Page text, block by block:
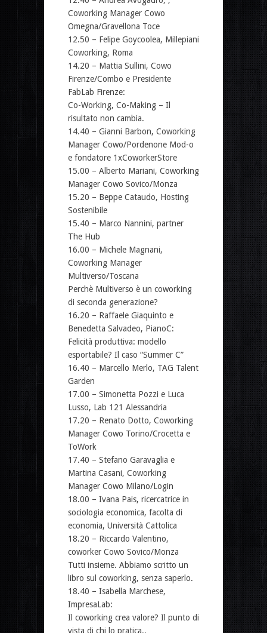
Coworking Manager Cowo
Omegna/Gravellona Toce
12.50 – Felipe Goycoolea, Millepiani
Coworking, Roma
14.20 – Mattia Sullini, Cowo
Firenze/Combo e Presidente
FabLab Firenze:
Co-Working, Co-Making – Il
risultato non cambia.
14.40 – Gianni Barbon, Coworking
Manager Cowo/Pordenone Mod-o
e fondatore 1xCoworkerStore
15.00 – Alberto Mariani, Coworking
Manager Cowo Sovico/Monza
15.20 – Beppe Cataudo, Hosting
Sostenibile
15.40 – Marco Nannini, partner
The Hub
16.00 – Michele Magnani,
Coworking Manager
Multiverso/Toscana
Perchè Multiverso è un coworking
di seconda generazione?
16.20 – Raffaele Giaquinto e
Benedetta Salvadeo, PianoC:
Felicità produttiva: modello
esportabile? Il caso “Summer C”
16.40 – Marcello Merlo, TAG Talent
Garden
17.00 – Simonetta Pozzi e Luca
Lusso, Lab 121 Alessandria
17.20 – Renato Dotto, Coworking
Manager Cowo Torino/Crocetta e
ToWork
17.40 – Stefano Garavaglia e
Martina Casani, Coworking
Manager Cowo Milano/Login
18.00 – Ivana Pais, ricercatrice in
sociologia economica, facolta di
economia, Università Cattolica
18.20 – Riccardo Valentino,
coworker Cowo Sovico/Monza
Tutti insieme. Abbiamo scritto un
libro sul coworking, senza saperlo.
18.40 – Isabella Marchese,
ImpresaLab:
Il coworking crea valore? Il punto di
vista di chi lo pratica..